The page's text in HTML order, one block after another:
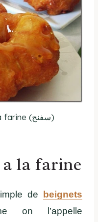
sfenj / beignets à la farine (سفنج)
la farine
de
beignets
on l’appelle